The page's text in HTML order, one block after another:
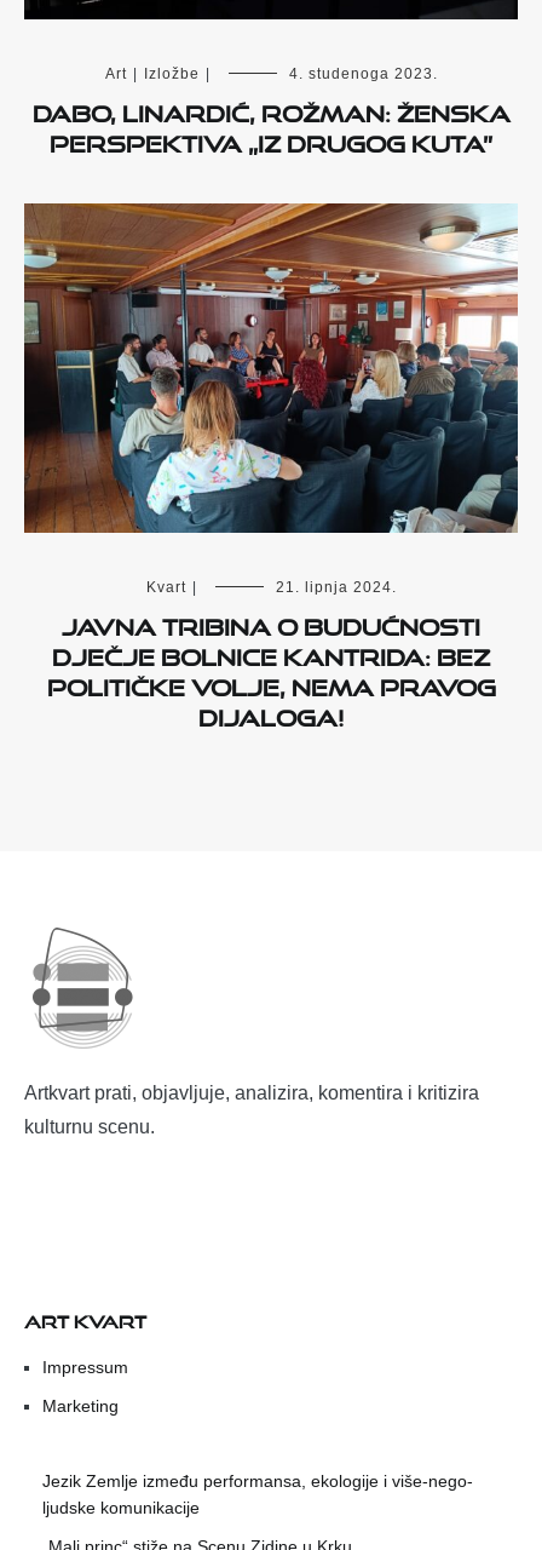
Art Izložbe 4. studenoga 2023.
Dabo, Linardić, Rožman: ženska
perspektiva „iz drugog kuta”
Kvart 21. lipnja 2024.
Javna tribina o budućnosti
Dječje bolnice Kantrida: Bez
političke volje, nema pravog
dijaloga!
Artkvart prati, objavljuje, analizira, komentira i kritizira
kulturnu scenu.
ART KVART
Impressum
Marketing
Jezik Zemlje između performansa, ekologije i više-nego-
ljudske komunikacije